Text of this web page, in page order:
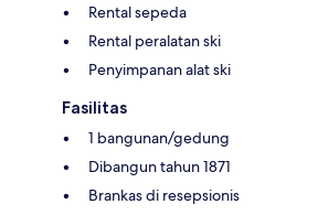
Rental sepeda
Rental peralatan ski
Penyimpanan alat ski
Fasilitas
1 bangunan/gedung
Dibangun tahun 1871
Brankas di resepsionis